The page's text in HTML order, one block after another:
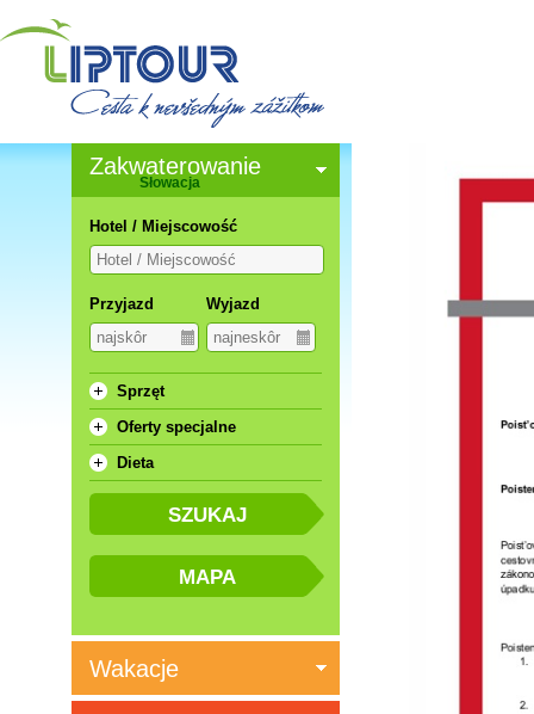
Zakwaterowanie
Słowacja
Hotel / Miejscowość
Przyjazd Wyjazd
Sprzęt
Oferty specjalne
Dieta
Wakacje